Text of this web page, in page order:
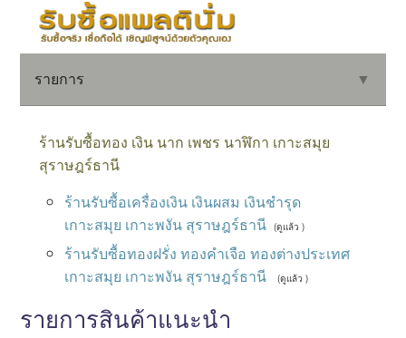
รายการ ▼
ร้านรับซื้อทอง เงิน นาก เพชร นาฬิกา เกาะสมุย
สุราษฎร์ธานี
ร้านรับซื้อเครื่องเงิน เงินผสม เงินชำรุด
เกาะสมุย เกาะพงัน สุราษฎร์ธานี
(ดูแล้ว )
ร้านรับซื้อทองฝรั่ง ทองคำเจือ ทองต่างประเทศ
เกาะสมุย เกาะพงัน สุราษฎร์ธานี
(ดูแล้ว )
รายการสินค้าแนะนำ